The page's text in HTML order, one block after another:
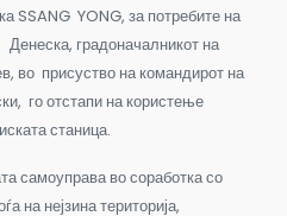
SSANG YONG, за потребите на
градоначалникот на
во присуство на командирот на
го отстапи на користење
станица.
самоуправа во соработка со
на нејзина територија,